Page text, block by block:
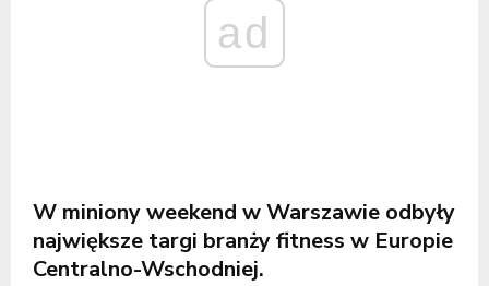
ad
W miniony weekend w Warszawie odbyły
największe targi branży fitness w Europie
Centralno-Wschodniej.